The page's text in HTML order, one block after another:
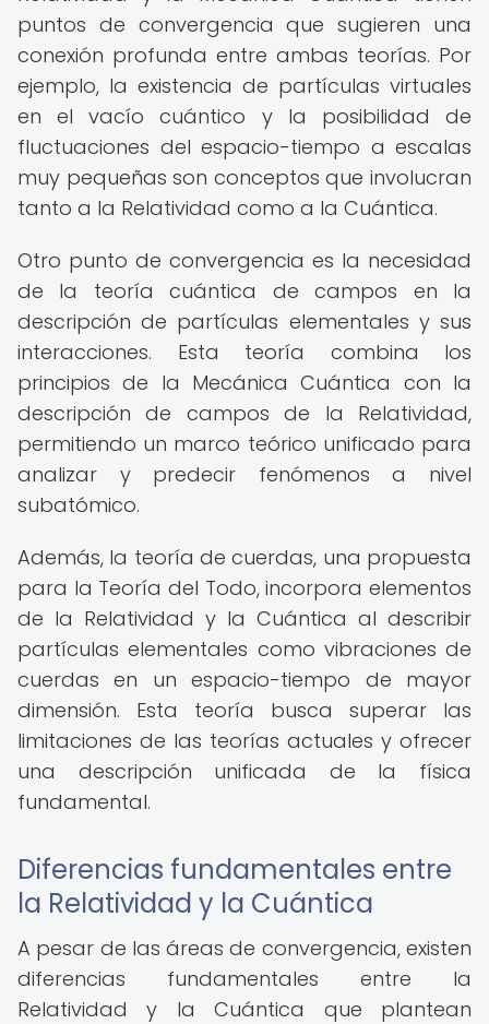
puntos de convergencia que sugieren una
conexión profunda entre ambas teorías. Por
ejemplo, la existencia de partículas virtuales
en el vacío cuántico y la posibilidad de
fluctuaciones del espacio-tiempo a escalas
muy pequeñas son conceptos que involucran
tanto a la Relatividad como a la Cuántica.
Otro punto de convergencia es la necesidad
de la teoría cuántica de campos en la
descripción de partículas elementales y sus
interacciones. Esta teoría combina los
principios de la Mecánica Cuántica con la
descripción de campos de la Relatividad,
permitiendo un marco teórico unificado para
analizar y predecir fenómenos a nivel
subatómico.
Además, la teoría de cuerdas, una propuesta
para la Teoría del Todo, incorpora elementos
de la Relatividad y la Cuántica al describir
partículas elementales como vibraciones de
cuerdas en un espacio-tiempo de mayor
dimensión. Esta teoría busca superar las
limitaciones de las teorías actuales y ofrecer
una descripción unificada de la física
fundamental.
Diferencias fundamentales entre
la Relatividad y la Cuántica
A pesar de las áreas de convergencia, existen
diferencias fundamentales entre la
Relatividad y la Cuántica que plantean